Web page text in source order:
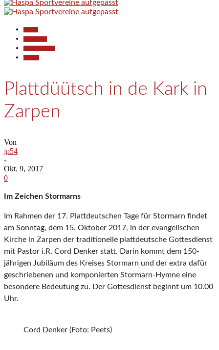
Plattdüütsch in de Kark in
Zarpen
Von
jp54
-
Okt. 9, 2017
0
m Zeichen Stormarns
Im Rahmen der 17. Plattdeutschen Tage für Stormarn findet
am Sonntag, dem 15. Oktober 2017, in der evangelischen
Kirche in Zarpen der traditionelle plattdeutsche Gottesdienst
mit Pastor i.R. Cord Denker statt. Darin kommt dem 150-
jährigen Jubiläum des Kreises Stormarn und der extra dafür
geschriebenen und komponierten Stormarn-Hymne eine
besondere Bedeutung zu. Der Gottesdienst beginnt um 10.00
Uhr.
Cord Denker (Foto: Peets)